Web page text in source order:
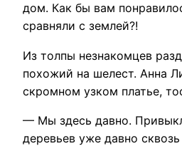
дом. Как бы вам
сравняли с землей?!
Из толпы незнакомцев
похожий на шелест. Анна
скромном узком платье,
— Мы здесь давно.
деревьев уже давно